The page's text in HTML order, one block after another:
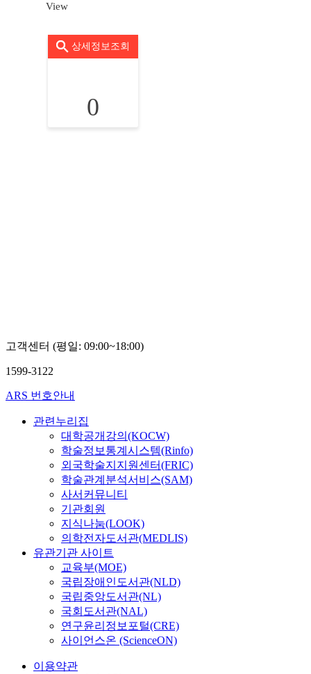
View
상세정보조회
0
고객센터 (평일: 09:00~18:00)
1599-3122
ARS 번호안내
관련누리집
대학공개강의(KOCW)
학술정보통계시스템(Rinfo)
외국학술지지원센터(FRIC)
학술관계분석서비스(SAM)
사서커뮤니티
기관회원
지식나눔(LOOK)
의학전자도서관(MEDLIS)
유관기관 사이트
교육부(MOE)
국립장애인도서관(NLD)
국립중앙도서관(NL)
국회도서관(NAL)
연구윤리정보포털(CRE)
사이언스온 (ScienceON)
이용약관